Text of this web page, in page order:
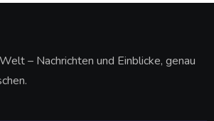
– Nachrichten und Einblicke, genau